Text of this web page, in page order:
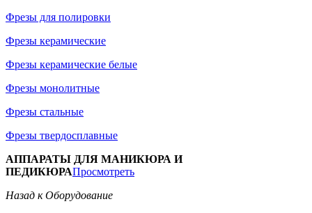
Фрезы для полировки
Фрезы керамические
Фрезы керамические белые
Фрезы монолитные
Фрезы стальные
Фрезы твердосплавные
АППАРАТЫ ДЛЯ МАНИКЮРА И
ПЕДИКЮРАПросмотреть
Назад к Оборудование